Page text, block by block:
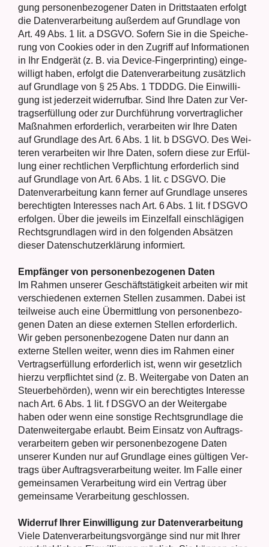
gung per­so­nen­be­zo­ge­ner Daten in Dritt­staa­ten erfolgt
die Daten­ver­ar­bei­tung außer­dem auf Grund­la­ge von
Art. 49 Abs. 1 lit. a DSGVO. Sofern Sie in die Spei­che­
rung von Coo­kies oder in den Zugriff auf Infor­ma­tio­nen
in Ihr End­ge­rät (z. B. via Device-Fin­ger­prin­ting) ein­ge­
wil­ligt haben, erfolgt die Daten­ver­ar­bei­tung zusätz­lich
auf Grund­la­ge von § 25 Abs. 1 TDDDG. Die Ein­wil­li­
gung ist jeder­zeit wider­ruf­bar. Sind Ihre Daten zur Ver­
trags­er­fül­lung oder zur Durch­füh­rung vor­ver­trag­li­cher
Maß­nah­men erfor­der­lich, ver­ar­bei­ten wir Ihre Daten
auf Grund­la­ge des Art. 6 Abs. 1 lit. b DSGVO. Des Wei­
te­ren ver­ar­bei­ten wir Ihre Daten, sofern die­se zur Erfül­
lung einer recht­li­chen Ver­pflich­tung erfor­der­lich sind
auf Grund­la­ge von Art. 6 Abs. 1 lit. c DSGVO. Die
Daten­ver­ar­bei­tung kann fer­ner auf Grund­la­ge unse­res
berech­tig­ten Inter­es­ses nach Art. 6 Abs. 1 lit. f DSGVO
erfol­gen. Über die jeweils im Ein­zel­fall ein­schlä­gi­gen
Rechts­grund­la­gen wird in den fol­gen­den Absät­zen
die­ser Daten­schutz­er­klä­rung infor­miert.
Emp­fän­ger von per­so­nen­be­zo­ge­nen Daten
Im Rah­men unse­rer Geschäfts­tä­tig­keit arbei­ten wir mit
ver­schie­de­nen exter­nen Stel­len zusam­men. Dabei ist
teil­wei­se auch eine Über­mitt­lung von per­so­nen­be­zo­
ge­nen Daten an die­se exter­nen Stel­len erfor­der­lich.
Wir geben per­so­nen­be­zo­ge­ne Daten nur dann an
exter­ne Stel­len wei­ter, wenn dies im Rah­men einer
Ver­trags­er­fül­lung erfor­der­lich ist, wenn wir gesetz­lich
hier­zu ver­pflich­tet sind (z. B. Wei­ter­ga­be von Daten an
Steu­er­be­hör­den), wenn wir ein berech­tig­tes Inter­es­se
nach Art. 6 Abs. 1 lit. f DSGVO an der Wei­ter­ga­be
haben oder wenn eine sons­ti­ge Rechts­grund­la­ge die
Daten­wei­ter­ga­be erlaubt. Beim Ein­satz von Auf­trags­
ver­ar­bei­tern geben wir per­so­nen­be­zo­ge­ne Daten
unse­rer Kun­den nur auf Grund­la­ge eines gül­ti­gen Ver­
trags über Auf­trags­ver­ar­bei­tung wei­ter. Im Fal­le einer
gemein­sa­men Ver­ar­bei­tung wird ein Ver­trag über
gemein­sa­me Ver­ar­bei­tung geschlos­sen.
Wider­ruf Ihrer Ein­wil­li­gung zur Daten­ver­ar­bei­tung
Vie­le Daten­ver­ar­bei­tungs­vor­gän­ge sind nur mit Ihrer